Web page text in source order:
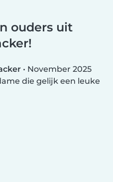
ouders uit
• November 2025
die gelijk een leuke